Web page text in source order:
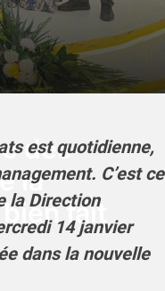
des
la
fait
est quotidienne,
C’est ce
la Direction
14 janvier
dans la nouvelle